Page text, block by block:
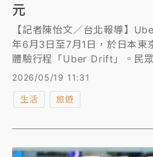
元
【記者陳怡文／台北報導】
年6月3日至7月1日，於日本東
體驗行程「Uber Drift」。民
App預約「Uber Drift」行程，
組可容納1至4人，價格為
2026/05/19 11:31
生活 旅遊